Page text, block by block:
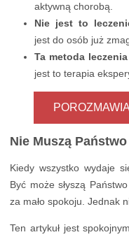
aktywną chorobą.
Nie jest to
jest do osób już
Ta metoda
jest to terapia
Nie Muszą
Kiedy wszystko wydaje
Być może słyszą
za mało spokoju. Jednak
Ten artykuł jest